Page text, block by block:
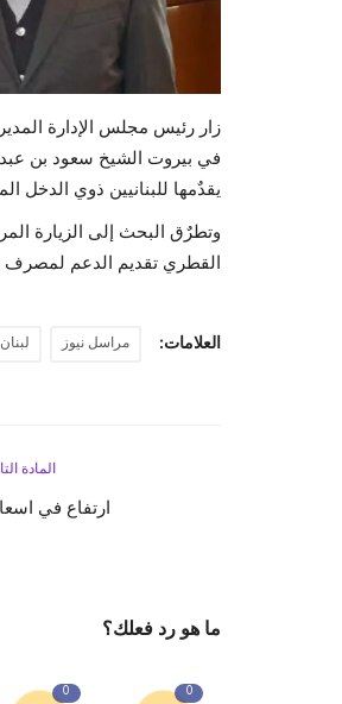
زار رئيس مجلس الإدارة
في بيروت الشيخ سعود بن
يقدٌمها للبنانيين ذوي الدخل
وتطرٌق البحث إلى الزيارة
القطري تقديم الدعم
العلامات: مراسل نيوز لبنان
المادة
ارتفاع في
ما هو رد فعلك؟
0
0